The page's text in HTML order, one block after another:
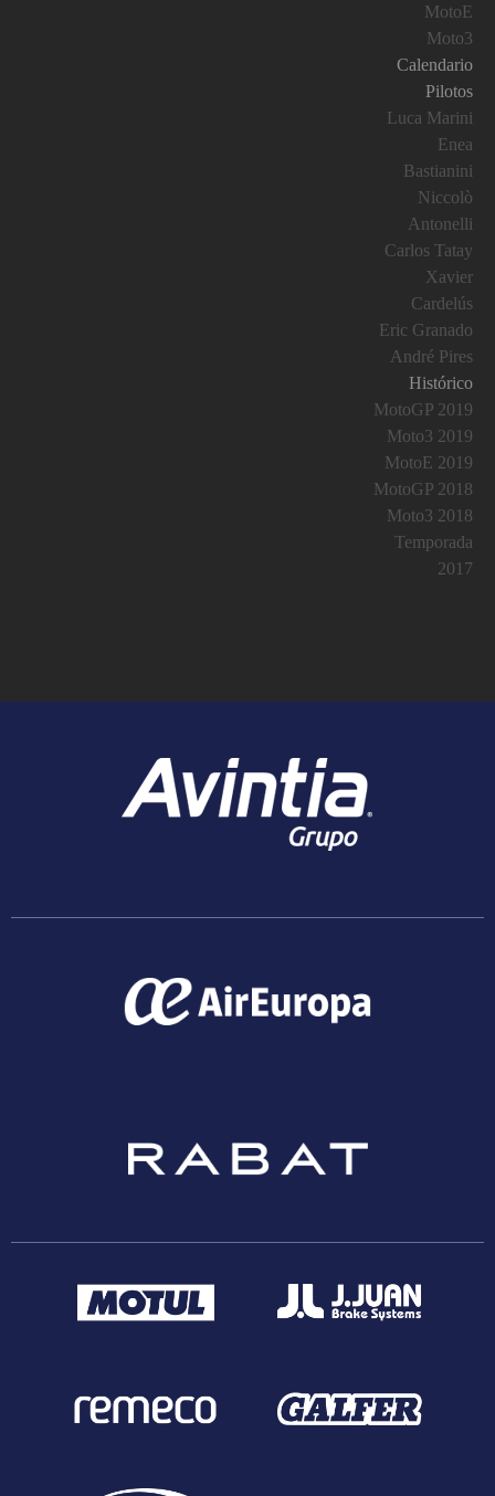
MotoE
Moto3
Calendario
Pilotos
Luca Marini
Enea
Bastianini
Niccolò
Antonelli
Carlos Tatay
Xavier
Cardelús
Eric Granado
André Pires
Histórico
MotoGP 2019
Moto3 2019
MotoE 2019
MotoGP 2018
Moto3 2018
Temporada
2017